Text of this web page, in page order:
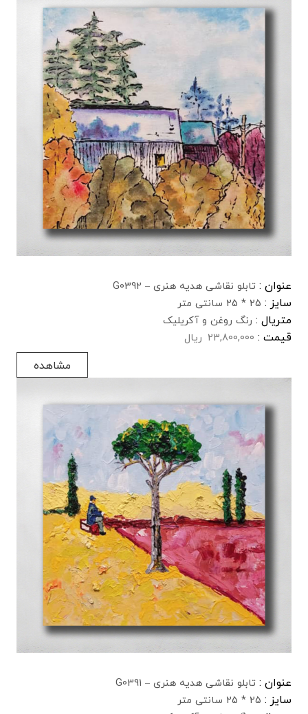
عنوان : تابلو نقاشی هدیه هنری – G0392
سایز : 25 * 25 سانتی متر
متریال : رنگ روغن و آکریلیک
قیمت : 23,800,000 ریال
مشاهده
عنوان : تابلو نقاشی هدیه هنری – G0391
سایز : 25 * 25 سانتی متر